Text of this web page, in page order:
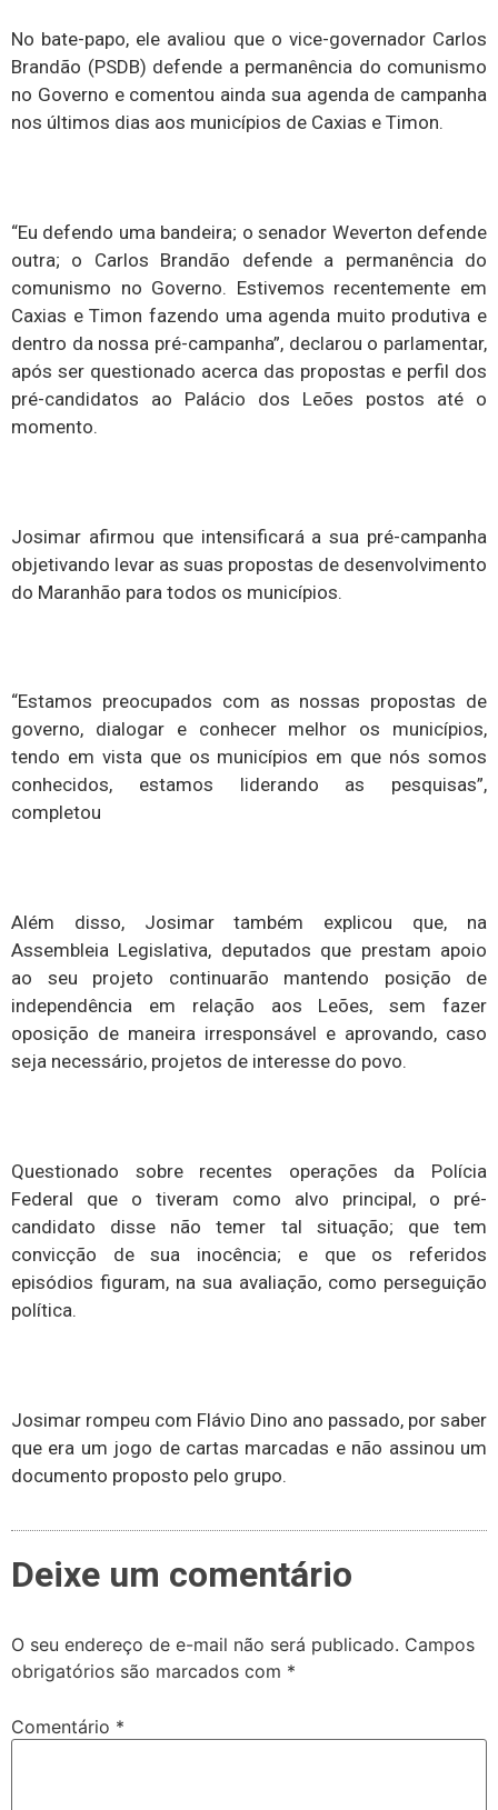
No bate-papo, ele avaliou que o vice-governador Carlos
Brandão (PSDB) defende a permanência do comunismo
no Governo e comentou ainda sua agenda de campanha
nos últimos dias aos municípios de Caxias e Timon.
“Eu defendo uma bandeira; o senador Weverton defende
outra; o Carlos Brandão defende a permanência do
comunismo no Governo. Estivemos recentemente em
Caxias e Timon fazendo uma agenda muito produtiva e
dentro da nossa pré-campanha”, declarou o parlamentar,
após ser questionado acerca das propostas e perfil dos
pré-candidatos ao Palácio dos Leões postos até o
momento.
Josimar afirmou que intensificará a sua pré-campanha
objetivando levar as suas propostas de desenvolvimento
do Maranhão para todos os municípios.
“Estamos preocupados com as nossas propostas de
governo, dialogar e conhecer melhor os municípios,
tendo em vista que os municípios em que nós somos
conhecidos, estamos liderando as pesquisas”,
completou
Além disso, Josimar também explicou que, na
Assembleia Legislativa, deputados que prestam apoio
ao seu projeto continuarão mantendo posição de
independência em relação aos Leões, sem fazer
oposição de maneira irresponsável e aprovando, caso
seja necessário, projetos de interesse do povo.
Questionado sobre recentes operações da Polícia
Federal que o tiveram como alvo principal, o pré-
candidato disse não temer tal situação; que tem
convicção de sua inocência; e que os referidos
episódios figuram, na sua avaliação, como perseguição
política.
Josimar rompeu com Flávio Dino ano passado, por saber
que era um jogo de cartas marcadas e não assinou um
documento proposto pelo grupo.
Deixe um comentário
O seu endereço de e-mail não será publicado. Campos
obrigatórios são marcados com *
Comentário *